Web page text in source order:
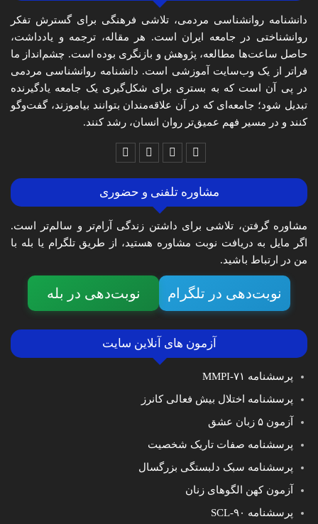
دانشنامه روانشناسی مردمی، تلاشی فرهنگی برای گسترش تفکر
روانشناختی در جامعه ایران است. هر مقاله، ترجمه و یادداشت،
حاصل ساعت‌ها مطالعه، پژوهش و بازنگری بوده است. چشم‌انداز ما
فراتر از یک وب‌سایت آموزشی است. دانشنامه روانشناسی مردمی
در پی آن است که به بستری برای شکل‌گیری یک جامعه یادگیرنده
تبدیل شود؛ جامعه‌ای که در آن علاقه‌مندان بتوانند بیاموزند، گفت‌وگو
کنند و در مسیر فهم عمیق‌تر روان انسان، رشد کنند.
مشاوره تلفنی و حضوری
مشاوره گرفتن، تلاشی برای داشتن زندگی آرام‌تر و سالم‌تر است.
اگر مایل به دریافت نوبت مشاوره هستید، از طریق تلگرام یا بله با
من در ارتباط باشید.
نوبت‌دهی در تلگرام نوبت‌دهی در بله
آزمون های آنلاین سایت
پرسشنامه MMPI-۷۱
پرسشنامه اختلال بیش فعالی کانرز
آزمون ۵ زبان عشق
پرسشنامه صفات تاریک شخصیت
پرسشنامه سبک دلبستگی بزرگسال
آزمون کهن الگوهای زنان
پرسشنامه SCL-۹۰